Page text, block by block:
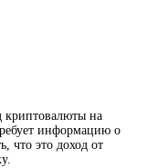
криптовалюты на
информацию о
что это доход от